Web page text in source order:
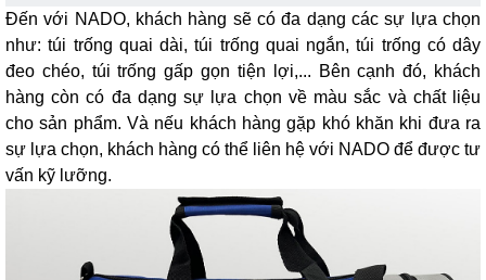
Đến với NADO, khách hàng sẽ có đa dạng các sự lựa chọn
như: túi trống quai dài, túi trống quai ngắn, túi trống có dây
đeo chéo, túi trống gấp gọn tiện lợi,... Bên cạnh đó, khách
hàng còn có đa dạng sự lựa chọn về màu sắc và chất liệu
cho sản phẩm. Và nếu khách hàng gặp khó khăn khi đưa ra
sự lựa chọn, khách hàng có thể liên hệ với NADO để được tư
vấn kỹ lưỡng.